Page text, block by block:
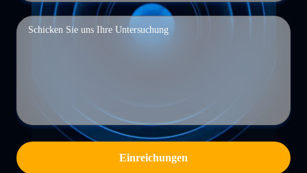
Einreichungen